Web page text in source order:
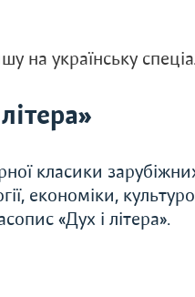
на українську
класики
економіки,
«Дух і літера».